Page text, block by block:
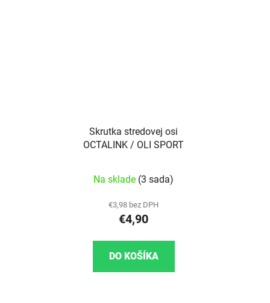
Skrutka stredovej osi
OCTALINK / OLI SPORT
Na sklade (3 sada)
€3,98 bez DPH
€4,90
DO KOŠÍKA